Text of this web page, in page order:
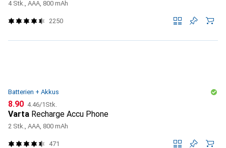
4 Stk., AAA, 800 mAh
2250
Batterien + Akkus
CHF
8.90 CHF
4.46/1Stk.
Varta Recharge Accu Phone
2 Stk., AAA, 800 mAh
471